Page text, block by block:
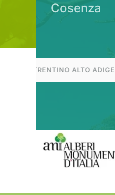
Cosenza
TRENTINO ALTO ADIGE